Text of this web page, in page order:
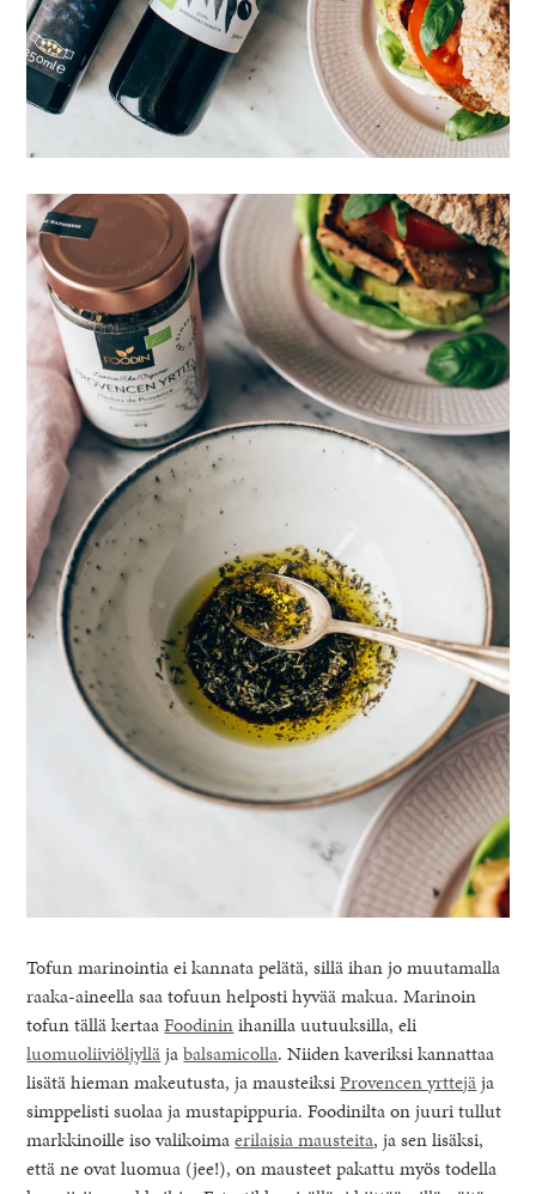
Tofun marinointia ei kannata pelätä, sillä ihan jo muutamalla
raaka-aineella saa tofuun helposti hyvää makua. Marinoin
tofun tällä kertaaFoodininihanilla uutuuksilla, eli
luomuoliiviöljylläjabalsamicolla. Niiden kaveriksi kannattaa
lisätä hieman makeutusta, ja mausteiksiProvencen yrttejäja
simppelisti suolaa ja mustapippuria. Foodinilta on juuri tullut
markkinoille iso valikoimaerilaisia mausteita, ja sen lisäksi,
että ne ovat luomua (jee!), on mausteet pakattu myös todella